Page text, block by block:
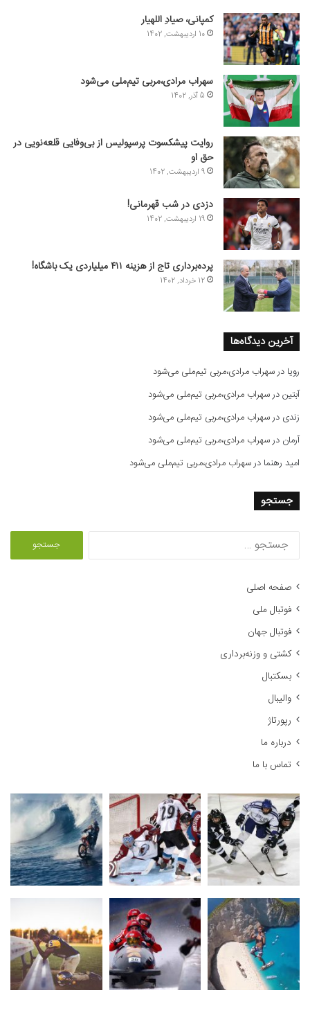
کمپانی، صیادِ اللهیار
10 اردیبهشت, 1402
سهراب مرادی،مربی تیم‌ملی می‌شود
5 آذر, 1402
روایت پیشکسوت پرسپولیس از بی‌وفایی قلعه‌نویی در
حق او
9 اردیبهشت, 1402
دزدی در شب قهرمانی!
19 اردیبهشت, 1402
پرده‌برداری تاج از هزینه ۴۱۱ میلیاردی یک باشگاه!
12 خرداد, 1402
آخرین دیدگاه‌ها
رویا درسهراب مرادی،مربی تیم‌ملی می‌شود
آبتیندرسهراب مرادی،مربی تیم‌ملی می‌شود
زندی درسهراب مرادی،مربی تیم‌ملی می‌شود
آرمان درسهراب مرادی،مربی تیم‌ملی می‌شود
امید رهنما درسهراب مرادی،مربی تیم‌ملی می‌شود
جستجو
صفحه اصلی
فوتبال ملی
فوتبال جهان
کشتی و وزنه‌برداری
بسکتبال
والیبال
رپورتاژ
درباره ما
تماس با ما